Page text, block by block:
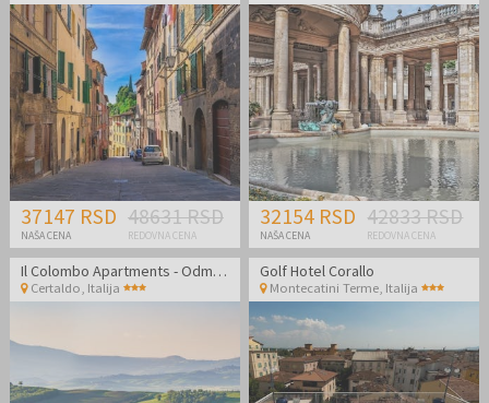
37147 RSD
NAŠA CENA
48631 RSD
REDOVNA CENA
32154 RSD
NAŠA CENA
42833 RSD
REDOVNA CENA
Il Colombo Apartments - Odmor u divnoj Toskani
Certaldo Italija
Golf Hotel Corallo
Montecatini Terme Italija